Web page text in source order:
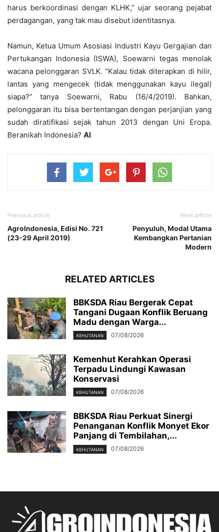
harus berkoordinasi dengan KLHK,” ujar seorang pejabat
perdagangan, yang tak mau disebut identitasnya.
Namun, Ketua Umum Asosiasi Industri Kayu Gergajian dan
Pertukangan Indonesia (ISWA), Soewarni tegas menolak
wacana pelonggaran SVLK. “Kalau tidak diterapkan di hilir,
lantas yang mengecek (tidak menggunakan kayu ilegal)
siapa?” tanya Soewarni, Rabu (16/4/2019). Bahkan,
pelonggaran itu bisa bertentangan dengan perjanjian yang
sudah diratifikasi sejak tahun 2013 dengan Uni Eropa.
Beranikah Indonesia? AI
Previous article
AgroIndonesia, Edisi No. 721
(23-29 April 2019)
Next article
Penyuluh, Modal Utama
Kembangkan Pertanian
Modern
RELATED ARTICLES
BBKSDA Riau Bergerak Cepat
Tangani Dugaan Konflik Beruang
Madu dengan Warga...
KEHUTANAN 07/08/2026
Kemenhut Kerahkan Operasi
Terpadu Lindungi Kawasan
Konservasi
KEHUTANAN 07/08/2026
BBKSDA Riau Perkuat Sinergi
Penanganan Konflik Monyet Ekor
Panjang di Tembilahan,...
KEHUTANAN 07/08/2026